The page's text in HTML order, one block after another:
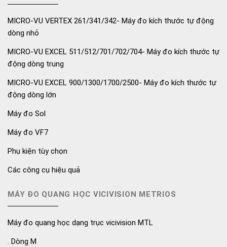
MICRO-VU VERTEX 261/341/342- Máy đo kích thước tự động
dòng nhỏ
MICRO-VU EXCEL 511/512/701/702/704- Máy đo kích thước tự
động dòng trung
MICRO-VU EXCEL 900/1300/1700/2500- Máy đo kích thước tự
động dòng lớn
Máy đo Sol
Máy đo VF7
Phụ kiện tùy chọn
Các công cụ hiệu quả
MÁY ĐO QUANG HỌC VICIVISION METRIOS
Máy đo quang học dạng trục vicivision MTL
. Dòng M